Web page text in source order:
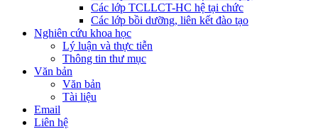
Các lớp TCLLCT-HC hệ tại chức
Các lớp bồi dưỡng, liên kết đào tạo
Nghiên cứu khoa học
Lý luận và thực tiễn
Thông tin thư mục
Văn bản
Văn bản
Tài liệu
Email
Liên hệ